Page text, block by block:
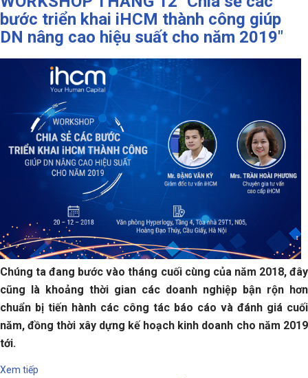
bước triển khai iHCM thành công giúp
DN nâng cao hiệu suất cho năm 2019"
Chúng ta đang bước vào tháng cuối cùng của năm 2018, đây
cũng là khoảng thời gian các doanh nghiệp bận rộn hơn
chuẩn bị tiến hành các công tác báo cáo và đánh giá cuối
năm, đồng thời xây dựng kế hoạch kinh doanh cho năm 2019
tới.
Xem tiếp